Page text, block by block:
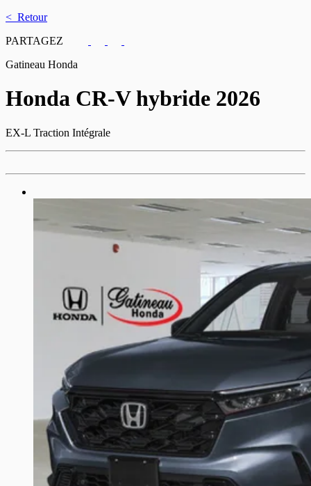
< Retour
PARTAGEZ
Gatineau Honda
Honda CR-V hybride 2026
EX-L Traction Intégrale